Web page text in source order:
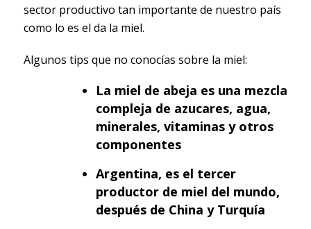
sector productivo tan importante de nuestro país
como lo es el da la miel.
Algunos tips que no conocías sobre la miel:
La miel de abeja es una mezcla
compleja de azucares, agua,
minerales, vitaminas y otros
componentes
Argentina, es el tercer
productor de miel del mundo,
después de China y Turquía